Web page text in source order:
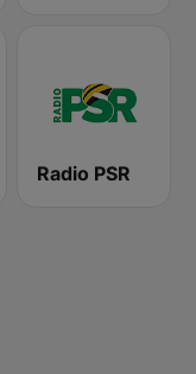
Radio PSR